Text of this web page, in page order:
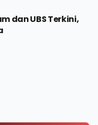
dan UBS Terkini,